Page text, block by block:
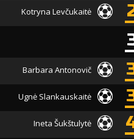
Kotryna Levčukaitė
Barbara Antonovič
Ugnė Slankauskaitė
Ineta Šukštulytė